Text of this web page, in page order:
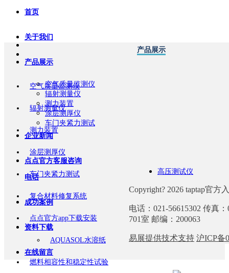
首页
关于我们
产品展示
空气质量监测仪
辐射测量仪
测力装置
涂层测厚仪
车门夹紧力测试
企业新闻
点点官方客服咨询
电话
成功案例
资料下载
在线留言
空气质量监测仪
辐射测量仪
测力装置
涂层测厚仪
车门夹紧力测试
复合材料修复系统
点点官方app下载安装
AQUASOL水溶纸
燃料相容性和稳定性试验
产品展示
高压测试仪
Copyright? 2026 taptap官方
电话：021-56615302 传真
701室 邮编：200063
易展提供技术支持 沪ICP备